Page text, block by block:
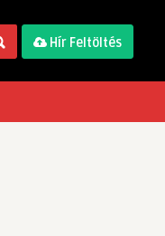
Hír Feltöltés